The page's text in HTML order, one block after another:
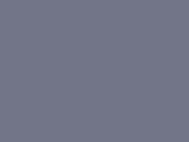
в Алеф-Банке
в Алмазэргиэнбанке
в Экспобанке